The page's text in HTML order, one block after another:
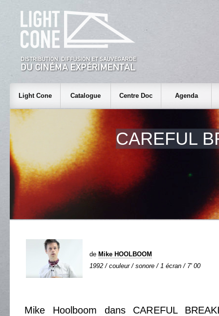
Light Cone Catalogue Centre Doc Agenda
CAREFUL
de Mike HOOLBOOM
1992 / couleur / sonore / 1 écran / 7' 00
Mike Hoolboom dans CAREFUL